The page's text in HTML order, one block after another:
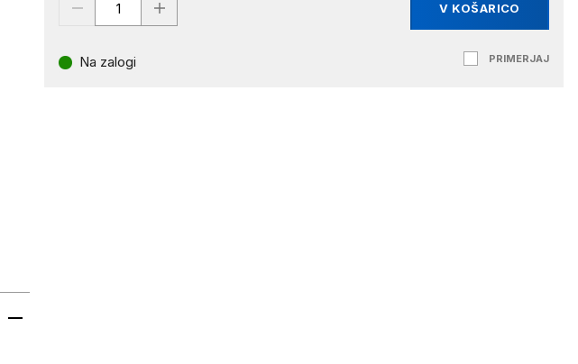
V KOŠARICO
Na zalogi PRIMERJAJ